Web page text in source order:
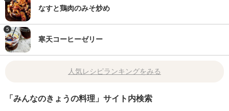
なすと鶏肉のみそ炒め
5
寒天コーヒーゼリー
人気レシピランキングをみる
「みんなのきょうの料理」サイト内検索